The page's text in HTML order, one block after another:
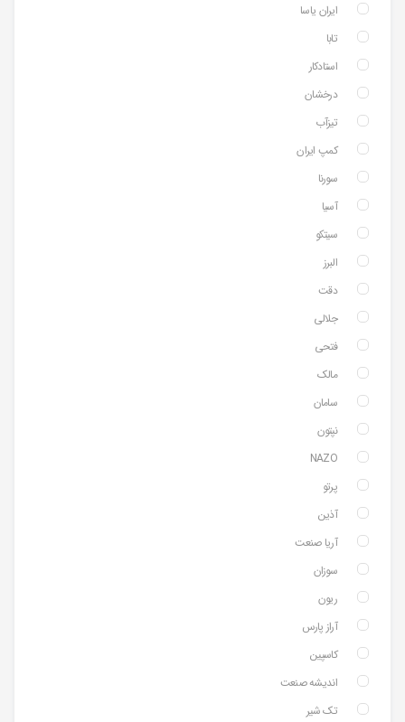
ایران یاسا
تابا
استادکار
درخشان
تیزآب
کمپ ایران
سورنا
آسیا
سیتکو
البرز
دقت
جلالی
فتحی
مالک
سامان
نپتون
NAZO
پرتو
آذین
آریا صنعت
سوزان
ریون
آراز پارس
کاسپین
اندیشه صنعت
تک شیر